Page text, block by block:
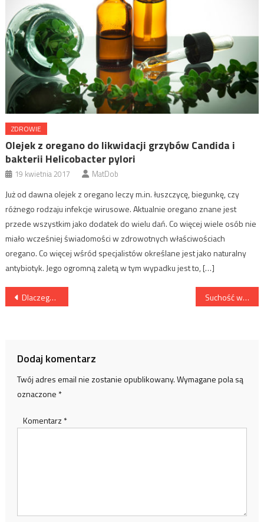
ZDROWIE
Olejek z oregano do likwidacji grzybów Candida i
bakterii Helicobacter pylori
19 kwietnia 2017 MatDob
Już od dawna olejek z oregano leczy m.in. łuszczycę, biegunkę, czy
różnego rodzaju infekcje wirusowe. Aktualnie oregano znane jest
przede wszystkim jako dodatek do wielu dań. Co więcej wiele osób nie
miało wcześniej świadomości w zdrowotnych właściwościach
oregano. Co więcej wśród specjalistów określane jest jako naturalny
antybiotyk. Jego ogromną zaletą w tym wypadku jest to, […]
Nawigacja
Dlaczego warto jeść cebulę? Suchość w gardle – jak sobie z tym radzić?
Dodaj komentarz
Twój adres email nie zostanie opublikowany.Wymagane pola są
oznaczone *
Komentarz *